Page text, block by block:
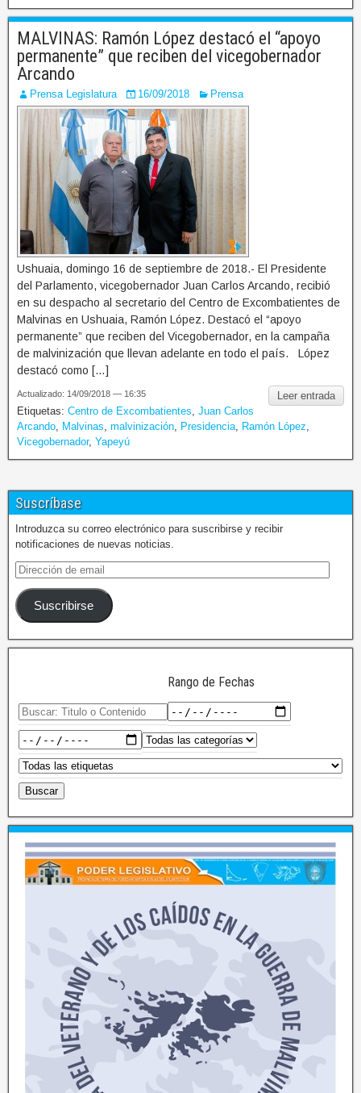
MALVINAS: Ramón López destacó el “apoyo
permanente” que reciben del vicegobernador
Arcando
Prensa Legislatura 16/09/2018 Prensa
Ushuaia, domingo 16 de septiembre de 2018.- El Presidente
del Parlamento, vicegobernador Juan Carlos Arcando, recibió
en su despacho al secretario del Centro de Excombatientes de
Malvinas en Ushuaia, Ramón López. Destacó el “apoyo
permanente” que reciben del Vicegobernador, en la campaña
de malvinización que llevan adelante en todo el país. López
destacó como […]
Leer entrada
Actualizado: 14/09/2018 — 16:35
Etiquetas: Centro de Excombatientes Juan Carlos
Arcando
Malvinas malvinización Presidencia Ramón López
Vicegobernador, Yapeyú
Suscríbase
Introduzca su correo electrónico para suscribirse y recibir
notificaciones de nuevas noticias.
Suscribirse
Rango de Fechas